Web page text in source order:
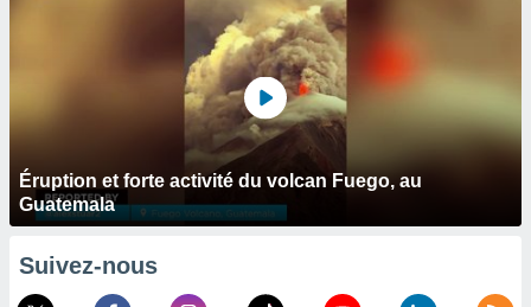
Éruption et forte activité du volcan Fuego, au
Guatemala
Suivez-nous